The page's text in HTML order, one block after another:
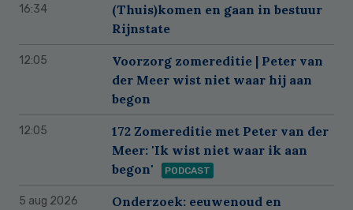
16:34
(Thuis)komen en gaan in bestuur
Rijnstate
12:05
Voorzorg zomereditie | Peter van
der Meer wist niet waar hij aan
begon
12:05
172 Zomereditie met Peter van der
Meer: 'Ik wist niet waar ik aan
begon'
PODCAST
5 aug 2026
Onderzoek: eeuwenoud en